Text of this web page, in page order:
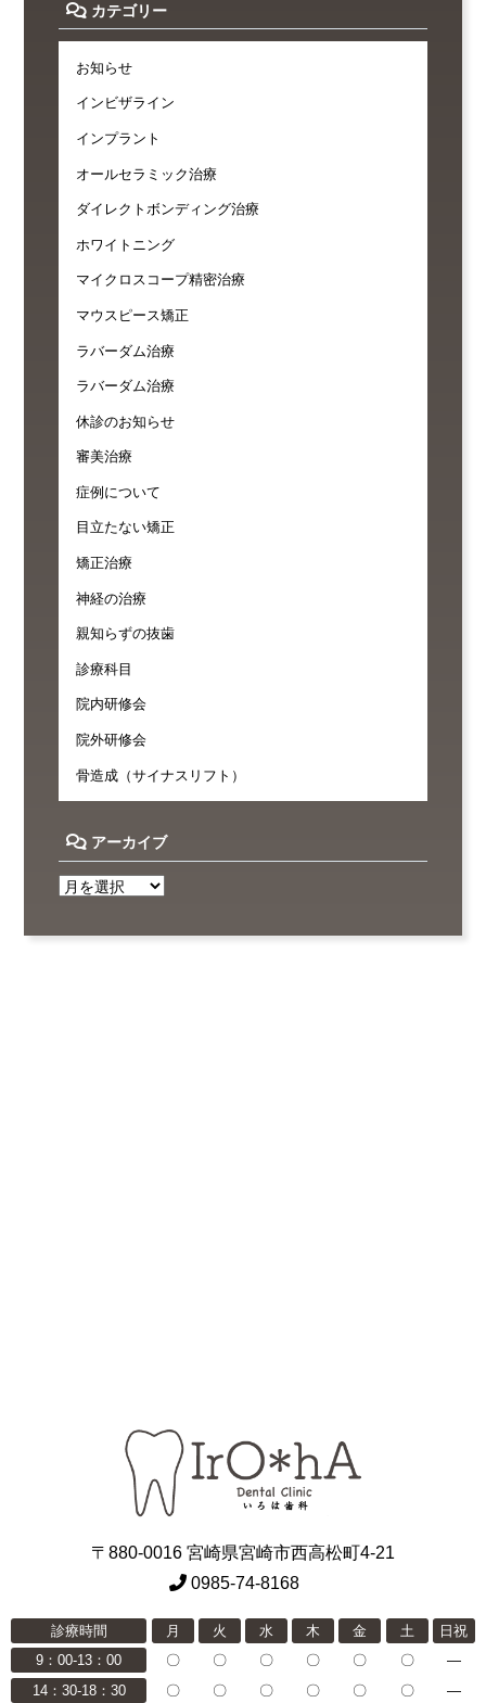
カテゴリー
お知らせ
インビザライン
インプラント
オールセラミック治療
ダイレクトボンディング治療
ホワイトニング
マイクロスコープ精密治療
マウスピース矯正
ラバーダム治療
ラバーダム治療
休診のお知らせ
審美治療
症例について
目立たない矯正
矯正治療
神経の治療
親知らずの抜歯
診療科目
院内研修会
院外研修会
骨造成（サイナスリフト）
アーカイブ
〒880-0016 宮崎県宮崎市西高松町4-21
0985-74-8168
診療時間 月 火 水 木 金 土
日祝
9：00-13：00
〇 〇 〇 〇 〇 〇
―
14：30-18：30
〇 〇 〇 〇 〇 〇 ―